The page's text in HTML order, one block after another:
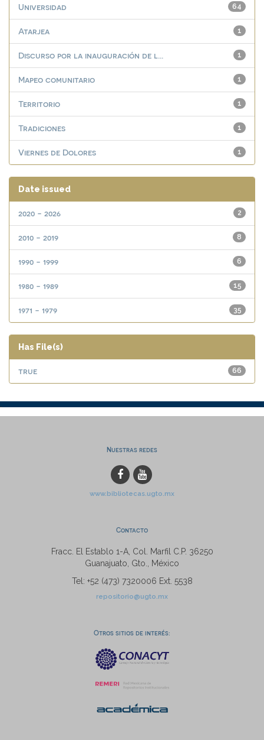
64
Universidad
1
Atarjea
1
Discurso por la inauguración de l...
1
Mapeo comunitario
1
Territorio
1
Tradiciones
1
Viernes de Dolores
Date issued
2
2020 - 2026
8
2010 - 2019
6
1990 - 1999
15
1980 - 1989
35
1971 - 1979
Has File(s)
66
true
Nuestras redes
www.bibliotecas.ugto.mx
Contacto
Fracc. El Establo 1-A, Col. Marfil C.P. 36250
Guanajuato, Gto., México
Tel: +52 (473) 7320006 Ext. 5538
repositorio@ugto.mx
Otros sitios de interés: